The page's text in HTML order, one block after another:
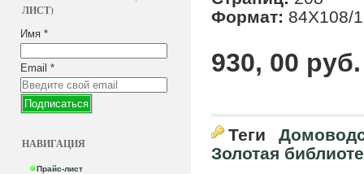
ЛИСТ)
Имя *
Email *
НАВИГАЦИЯ
Прайс-лист
Формат: 84Х108/
930, 00 руб.
Теги
Золотая